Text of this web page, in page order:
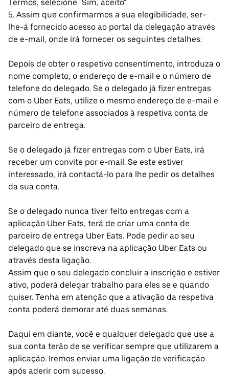
Termos, selecione "Sim, aceito".
5. Assim que confirmarmos a sua elegibilidade, ser-
lhe-á fornecido acesso ao portal da delegação através
de e-mail, onde irá fornecer os seguintes detalhes:
Depois de obter o respetivo consentimento, introduza o
nome completo, o endereço de e-mail e o número de
telefone do delegado. Se o delegado já fizer entregas
com o Uber Eats, utilize o mesmo endereço de e-mail e
número de telefone associados à respetiva conta de
parceiro de entrega.
Se o delegado já fizer entregas com o Uber Eats, irá
receber um convite por e-mail. Se este estiver
interessado, irá contactá-lo para lhe pedir os detalhes
da sua conta.
Se o delegado nunca tiver feito entregas com a
aplicação Uber Eats, terá de criar uma conta de
parceiro de entrega Uber Eats. Pode pedir ao seu
delegado que se inscreva na aplicação Uber Eats ou
através desta ligação.
Assim que o seu delegado concluir a inscrição e estiver
ativo, poderá delegar trabalho para eles se e quando
quiser. Tenha em atenção que a ativação da respetiva
conta poderá demorar até duas semanas.
Daqui em diante, você e qualquer delegado que use a
sua conta terão de se verificar sempre que utilizarem a
aplicação. Iremos enviar uma ligação de verificação
após aderir com sucesso.